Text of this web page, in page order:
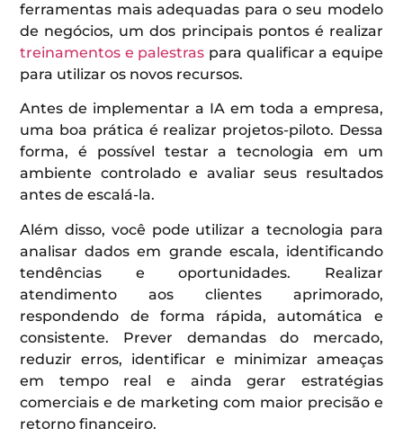
ferramentas mais adequadas para o seu modelo
de negócios, um dos principais pontos é realizar
treinamentos e palestras para qualificar a equipe
para utilizar os novos recursos.
Antes de implementar a IA em toda a empresa,
uma boa prática é realizar projetos-piloto. Dessa
forma, é possível testar a tecnologia em um
ambiente controlado e avaliar seus resultados
antes de escalá-la.
Além disso, você pode utilizar a tecnologia para
analisar dados em grande escala, identificando
tendências e oportunidades. Realizar
atendimento aos clientes aprimorado,
respondendo de forma rápida, automática e
consistente. Prever demandas do mercado,
reduzir erros, identificar e minimizar ameaças
em tempo real e ainda gerar estratégias
comerciais e de marketing com maior precisão e
retorno financeiro.